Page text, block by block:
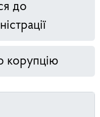
до
корупцію